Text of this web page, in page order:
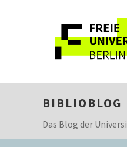
BIBLIOBLOG
Das Blog der